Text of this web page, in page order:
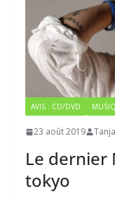
AVIS : CD/DVD
23 août 2019 Tanja
Le dernier
tokyo